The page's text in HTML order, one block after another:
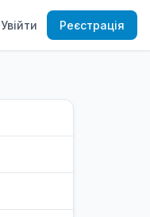
Увійти Реєстрація